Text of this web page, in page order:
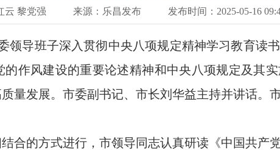
云 黎党强 来源：乐昌发布 发布时间：2025-05-16
导班子深入贯彻中央八项规定精神学习教育读书
作风建设的重要论述精神和中央八项规定及其
量发展。市委副书记、市长刘华益主持并讲话。
的方式进行，市领导同志认真研读《中国共产